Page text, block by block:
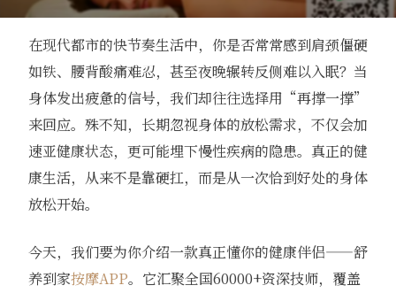
在现代都市的快节奏生活中，你是否常常感到肩颈僵硬
如铁、腰背酸痛难忍，甚至夜晚辗转反侧难以入眠？当
身体发出疲惫的信号，我们却往往选择用“再撑一撑”
来回应。殊不知，长期忽视身体的放松需求，不仅会加
速亚健康状态，更可能埋下慢性疾病的隐患。真正的健
康生活，从来不是靠硬扛，而是从一次恰到好处的身体
放松开始。
今天，我们要为你介绍一款真正懂你的健康伴侣——舒
养到家按摩APP。它汇聚全国60000+资深技师，覆盖